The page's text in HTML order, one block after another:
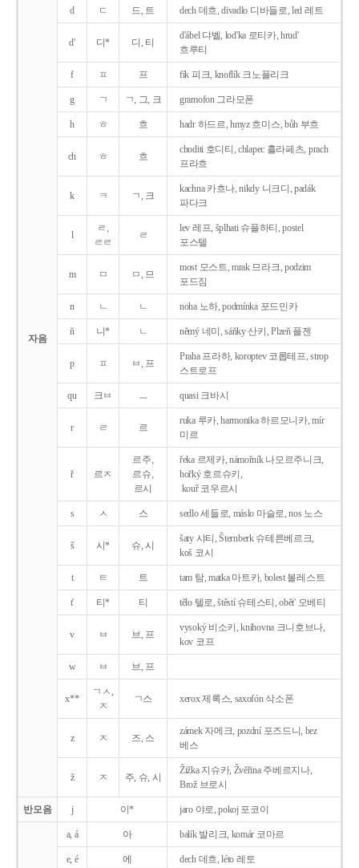
자음
d ㄷ 드, 트 dech 데흐, divadlo 디바들로, led 레트
d' 디* 디, 티
d'ábel 댜벨, lod'ka 로티카, hrud'
흐루티
f ㅍ 프 fík 피크, knoflík 크노플리크
g ㄱ ㄱ, 그, 크 gramofon 그라모폰
h ㅎ 흐 hadr 하드르, hmyz 흐미스, bůh 부흐
ch ㅎ 흐
choditi 호디티, chlapec 흘라페츠, prach
프라흐
k ㅋ ㄱ, 크
kachna 카흐나, nikdy 니크디, padák
파다크
l
ㄹ,
ㄹㄹ
ㄹ
lev 레프, šplhati 슈플하티, postel
포스텔
m ㅁ ㅁ, 므
most 모스트, mrak 므라크, podzim
포드짐
n ㄴ ㄴ noha 노하, podmínka 포드민카
ň 니* ㄴ němý 네미, sáňky 산키, Plzeň 플젠
p ㅍ ㅂ, 프
Praha 프라하, koroptev 코롭테프, strop
스트로프
qu 크ㅂ ㅡ quasi 크바시
r ㄹ 르
ruka 루카, harmonika 하르모니카, mír
미르
ř 르ㅈ
르주,
르슈,
르시
řeka 르제카, námořník 나모르주니크,
hořký 호르슈키,
kouř 코우르시
s ㅅ 스 sedlo 세들로, máslo 마슬로, nos 노스
š 시* 슈, 시
šaty 샤티, Šternberk 슈테른베르크,
koš 코시
t ㅌ 트 tam 탐, matka 마트카, bolest 볼레스트
t' 티* 티 tělo 텔로, štěstí 슈테스티, obět' 오베티
v ㅂ 브, 프
vysoký 비소키, knihovna 크니호브나,
kov 코프
w ㅂ 브, 프
x**
ㄱㅅ,
ㅈ
ㄱ스 xerox 제록스, saxofón 삭소폰
z ㅈ 즈, 스
zámek 자메크, pozdní 포즈드니, bez
베스
ž ㅈ 주, 슈, 시
Žižka 지슈카, Žvěřina 주베르지나,
Brož 브로시
반모음 j 이* jaro 야로, pokoj 포코이
a, á 아 balík 발리크, komár 코마르
e, é 에 dech 데흐, léto 레토